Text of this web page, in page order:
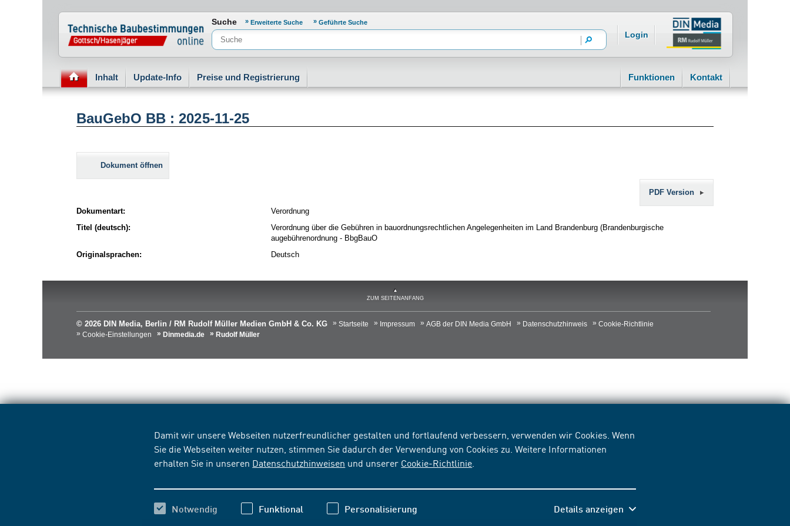
Damit wir unsere Webseiten nutzerfreundlicher gestalten und fortlaufend verbessern, verwenden wir Cookies. Wenn
Sie die Webseiten weiter nutzen, stimmen Sie dadurch der Verwendung von Cookies zu. Weitere Informationen
erhalten Sie in unseren Datenschutzhinweisen und unserer Cookie-Richtlinie
Notwendig Funktional Personalisierung Details anzeigen
Normenportal Barrierefreiheit
Suche Erweiterte Suche Geführte Suche
Login
Inhalt Update-Info Preise und Registrierung Funktionen Kontakt
BauGebO BB : 2025-11-25
Dokument öffnen
PDF Version
Dokumentart:
Verordnung
Titel (deutsch):
Verordnung über die Gebühren in bauordnungsrechtlichen Angelegenheiten im Land Brandenburg (Brandenburgische
augebührenordnung - BbgBauO
Originalsprachen:
Deutsch
ZUM SEITENANFANG
© 2026 DIN Media, Berlin / RM Rudolf Müller Medien GmbH & Co. KG Startseite Impressum AGB der DIN Media GmbH Datenschutzhinweis
Cookie-Richtlinie
Cookie-Einstellungen
Dinmedia.de Rudolf Müller